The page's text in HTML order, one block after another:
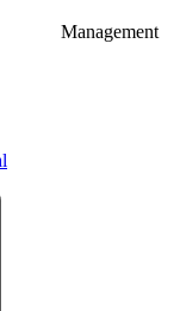
Management